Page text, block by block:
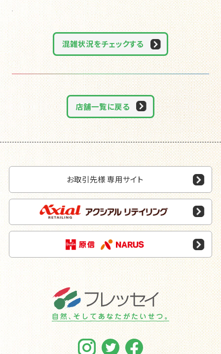
混雑状況をチェックする
店舗一覧に戻る
お取引先様 専用サイト